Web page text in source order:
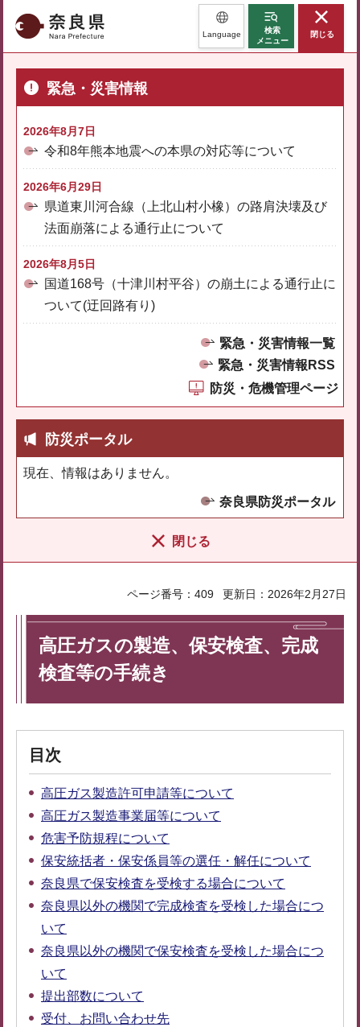
奈良県 Language
検索
メニュー
閉じる
緊急・災害情報
2026年8月7日
令和8年熊本地震への本県の対応等について
2026年6月29日
県道東川河合線（上北山村小橡）の路肩決壊及び
法面崩落による通行止について
2026年8月5日
国道168号（十津川村平谷）の崩土による通行止に
ついて(迂回路有り)
緊急・災害情報一覧
緊急・災害情報RSS
防災・危機管理ページ
防災ポータル
現在、情報はありません。
奈良県防災ポータル
閉じる
ページ番号：409 更新日：2026年2月27日
高圧ガスの製造、保安検査、完成
検査等の手続き
目次
高圧ガス製造許可申請等について
高圧ガス製造事業届等について
危害予防規程について
保安統括者・保安係員等の選任・解任について
奈良県で保安検査を受検する場合について
奈良県以外の機関で完成検査を受検した場合につ
いて
奈良県以外の機関で保安検査を受検した場合につ
いて
提出部数について
受付、お問い合わせ先